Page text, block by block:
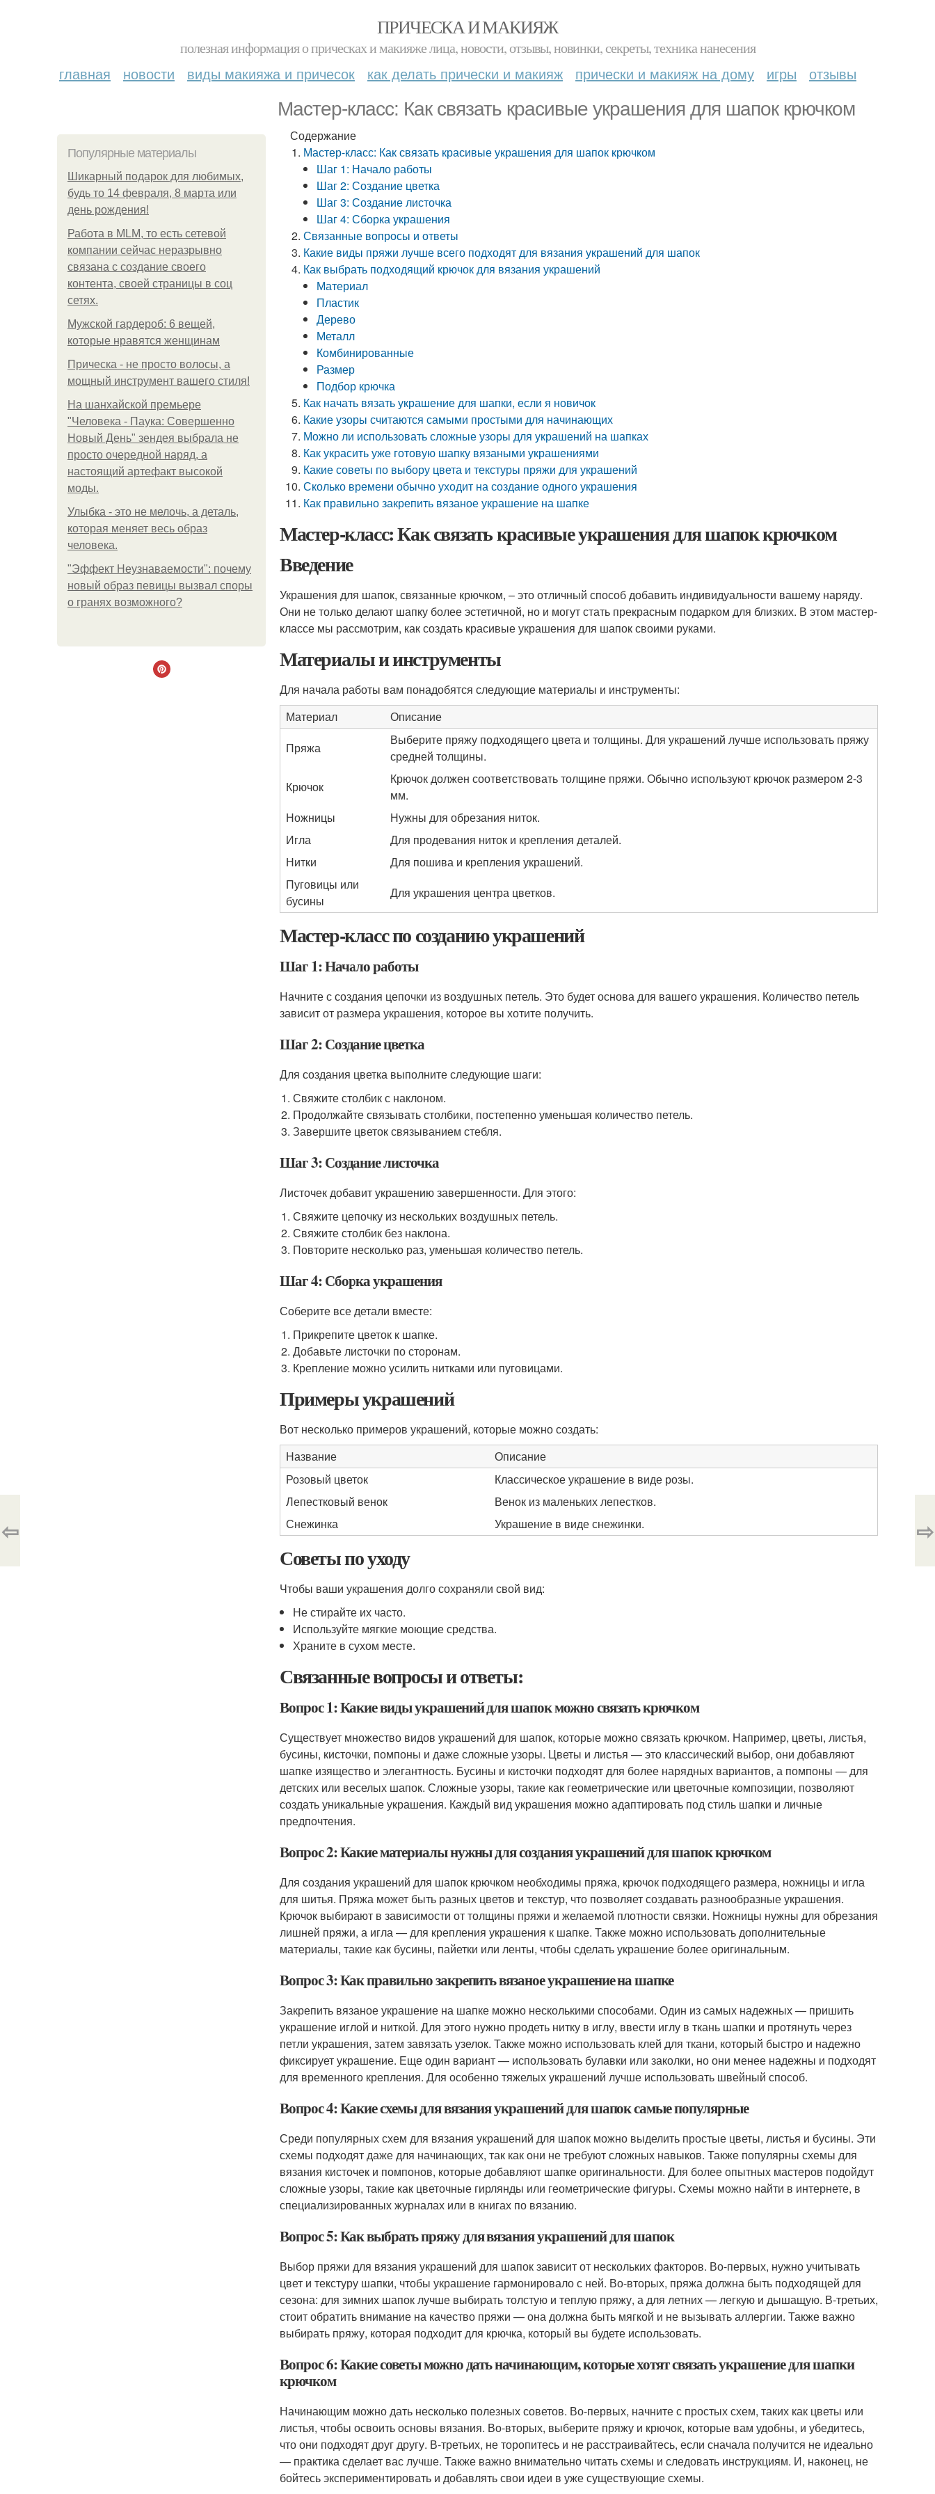
ПРИЧЕСКА И МАКИЯЖ
полезная информация о прическах и макияже лица, новости, отзывы, новинки, секреты, техника нанесения
главная новости виды макияжа и причесок как делать прически и макияж прически и макияж на дому игры отзывы
Мастер-класс: Как связать красивые украшения для шапок крючком
Популярные материалы
Шикарный подарок для любимых,
будь то 14 февраля, 8 марта или
день рождения!
Работа в MLM, то есть сетевой
компании сейчас неразрывно
связана с создание своего
контента, своей страницы в соц
сетях.
Мужской гардероб: 6 вещей,
которые нравятся женщинам
Прическа - не просто волосы, а
мощный инструмент вашего стиля!
На шанхайской премьере
"Человека - Паука: Совершенно
Новый День" зендея выбрала не
просто очередной наряд, а
настоящий артефакт высокой
моды.
Улыбка - это не мелочь, а деталь,
которая меняет весь образ
человека.
"Эффект Неузнаваемости": почему
новый образ певицы вызвал споры
о гранях возможного?
Содержание
Мастер-класс: Как связать красивые украшения для шапок крючком
Шаг 1: Начало работы
Шаг 2: Создание цветка
Шаг 3: Создание листочка
Шаг 4: Сборка украшения
Связанные вопросы и ответы
Какие виды пряжи лучше всего подходят для вязания украшений для шапок
Как выбрать подходящий крючок для вязания украшений
Материал
Пластик
Дерево
Металл
Комбинированные
Размер
Подбор крючка
Как начать вязать украшение для шапки, если я новичок
Какие узоры считаются самыми простыми для начинающих
Можно ли использовать сложные узоры для украшений на шапках
Как украсить уже готовую шапку вязаными украшениями
Какие советы по выбору цвета и текстуры пряжи для украшений
Сколько времени обычно уходит на создание одного украшения
Как правильно закрепить вязаное украшение на шапке
Мастер-класс: Как связать красивые украшения для шапок крючком
Введение
Украшения для шапок, связанные крючком, – это отличный способ добавить индивидуальности вашему наряду.
Они не только делают шапку более эстетичной, но и могут стать прекрасным подарком для близких. В этом мастер-
классе мы рассмотрим, как создать красивые украшения для шапок своими руками.
Материалы и инструменты
Для начала работы вам понадобятся следующие материалы и инструменты:
Материал
Описание
Пряжа
Выберите пряжу подходящего цвета и толщины. Для украшений лучше использовать пряжу
средней толщины.
Крючок
Крючок должен соответствовать толщине пряжи. Обычно используют крючок размером 2-3
мм.
Ножницы
Нужны для обрезания ниток.
Игла
Для продевания ниток и крепления деталей.
Нитки
Для пошива и крепления украшений.
Пуговицы или
бусины
Для украшения центра цветков.
Мастер-класс по созданию украшений
Шаг 1: Начало работы
Начните с создания цепочки из воздушных петель. Это будет основа для вашего украшения. Количество петель
зависит от размера украшения, которое вы хотите получить.
Шаг 2: Создание цветка
Для создания цветка выполните следующие шаги:
Свяжите столбик с наклоном.
Продолжайте связывать столбики, постепенно уменьшая количество петель.
Завершите цветок связыванием стебля.
Шаг 3: Создание листочка
Листочек добавит украшению завершенности. Для этого:
Свяжите цепочку из нескольких воздушных петель.
Свяжите столбик без наклона.
Повторите несколько раз, уменьшая количество петель.
Шаг 4: Сборка украшения
Соберите все детали вместе:
Прикрепите цветок к шапке.
Добавьте листочки по сторонам.
Крепление можно усилить нитками или пуговицами.
Примеры украшений
Вот несколько примеров украшений, которые можно создать:
Название
Описание
Розовый цветок
Классическое украшение в виде розы.
Лепестковый венок
Венок из маленьких лепестков.
Снежинка
Украшение в виде снежинки.
Советы по уходу
Чтобы ваши украшения долго сохраняли свой вид:
Не стирайте их часто.
Используйте мягкие моющие средства.
Храните в сухом месте.
Связанные вопросы и ответы:
Вопрос 1: Какие виды украшений для шапок можно связать крючком
Существует множество видов украшений для шапок, которые можно связать крючком. Например, цветы, листья,
бусины, кисточки, помпоны и даже сложные узоры. Цветы и листья — это классический выбор, они добавляют
шапке изящество и элегантность. Бусины и кисточки подходят для более нарядных вариантов, а помпоны — для
детских или веселых шапок. Сложные узоры, такие как геометрические или цветочные композиции, позволяют
создать уникальные украшения. Каждый вид украшения можно адаптировать под стиль шапки и личные
предпочтения.
Вопрос 2: Какие материалы нужны для создания украшений для шапок крючком
Для создания украшений для шапок крючком необходимы пряжа, крючок подходящего размера, ножницы и игла
для шитья. Пряжа может быть разных цветов и текстур, что позволяет создавать разнообразные украшения.
Крючок выбирают в зависимости от толщины пряжи и желаемой плотности связки. Ножницы нужны для обрезания
лишней пряжи, а игла — для крепления украшения к шапке. Также можно использовать дополнительные
материалы, такие как бусины, пайетки или ленты, чтобы сделать украшение более оригинальным.
Вопрос 3: Как правильно закрепить вязаное украшение на шапке
Закрепить вязаное украшение на шапке можно несколькими способами. Один из самых надежных — пришить
украшение иглой и ниткой. Для этого нужно продеть нитку в иглу, ввести иглу в ткань шапки и протянуть через
петли украшения, затем завязать узелок. Также можно использовать клей для ткани, который быстро и надежно
фиксирует украшение. Еще один вариант — использовать булавки или заколки, но они менее надежны и подходят
для временного крепления. Для особенно тяжелых украшений лучше использовать швейный способ.
Вопрос 4: Какие схемы для вязания украшений для шапок самые популярные
Среди популярных схем для вязания украшений для шапок можно выделить простые цветы, листья и бусины. Эти
схемы подходят даже для начинающих, так как они не требуют сложных навыков. Также популярны схемы для
вязания кисточек и помпонов, которые добавляют шапке оригинальности. Для более опытных мастеров подойдут
сложные узоры, такие как цветочные гирлянды или геометрические фигуры. Схемы можно найти в интернете, в
специализированных журналах или в книгах по вязанию.
Вопрос 5: Как выбрать пряжу для вязания украшений для шапок
Выбор пряжи для вязания украшений для шапок зависит от нескольких факторов. Во-первых, нужно учитывать
цвет и текстуру шапки, чтобы украшение гармонировало с ней. Во-вторых, пряжа должна быть подходящей для
сезона: для зимних шапок лучше выбирать толстую и теплую пряжу, а для летних — легкую и дышащую. В-третьих,
стоит обратить внимание на качество пряжи — она должна быть мягкой и не вызывать аллергии. Также важно
выбирать пряжу, которая подходит для крючка, который вы будете использовать.
Вопрос 6: Какие советы можно дать начинающим, которые хотят связать украшение для шапки
крючком
Начинающим можно дать несколько полезных советов. Во-первых, начните с простых схем, таких как цветы или
листья, чтобы освоить основы вязания. Во-вторых, выберите пряжу и крючок, которые вам удобны, и убедитесь,
что они подходят друг другу. В-третьих, не торопитесь и не расстраивайтесь, если сначала получится не идеально
— практика сделает вас лучше. Также важно внимательно читать схемы и следовать инструкциям. И, наконец, не
бойтесь экспериментировать и добавлять свои идеи в уже существующие схемы.
⇦ ⇨